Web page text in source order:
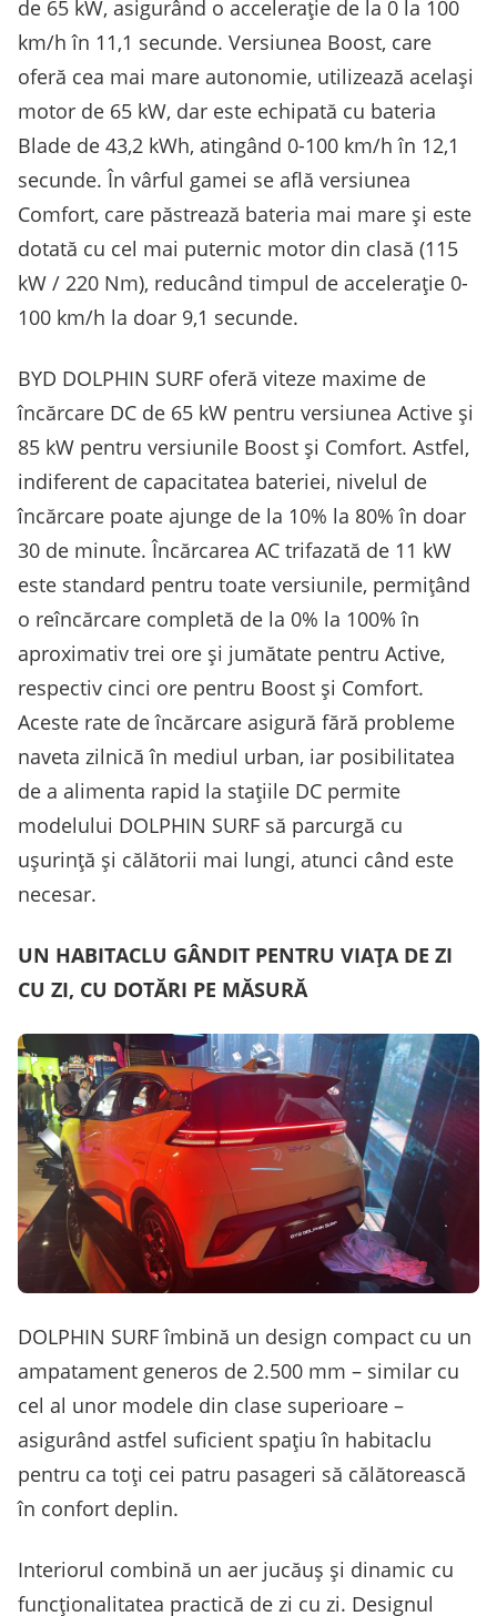
de 65 kW, asigurând o accelerație de la 0 la 100
km/h în 11,1 secunde. Versiunea Boost, care
oferă cea mai mare autonomie, utilizează același
motor de 65 kW, dar este echipată cu bateria
Blade de 43,2 kWh, atingând 0-100 km/h în 12,1
secunde. În vârful gamei se află versiunea
Comfort, care păstrează bateria mai mare și este
dotată cu cel mai puternic motor din clasă (115
kW / 220 Nm), reducând timpul de accelerație 0-
100 km/h la doar 9,1 secunde.
BYD DOLPHIN SURF oferă viteze maxime de
încărcare DC de 65 kW pentru versiunea Active și
85 kW pentru versiunile Boost și Comfort. Astfel,
indiferent de capacitatea bateriei, nivelul de
încărcare poate ajunge de la 10% la 80% în doar
30 de minute. Încărcarea AC trifazată de 11 kW
este standard pentru toate versiunile, permițând
o reîncărcare completă de la 0% la 100% în
aproximativ trei ore și jumătate pentru Active,
respectiv cinci ore pentru Boost și Comfort.
Aceste rate de încărcare asigură fără probleme
naveta zilnică în mediul urban, iar posibilitatea
de a alimenta rapid la stațiile DC permite
modelului DOLPHIN SURF să parcurgă cu
ușurință și călătorii mai lungi, atunci când este
necesar.
UN HABITACLU GÂNDIT PENTRU VIAȚA DE ZI
CU ZI, CU DOTĂRI PE MĂSURĂ
DOLPHIN SURF îmbină un design compact cu un
ampatament generos de 2.500 mm – similar cu
cel al unor modele din clase superioare –
asigurând astfel suficient spațiu în habitaclu
pentru ca toți cei patru pasageri să călătorească
în confort deplin.
Interiorul combină un aer jucăuș și dinamic cu
funcționalitatea practică de zi cu zi. Designul